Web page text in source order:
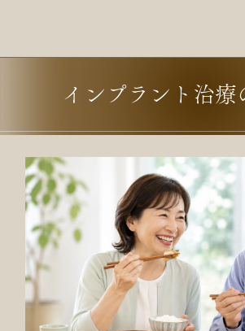
インプラント治療